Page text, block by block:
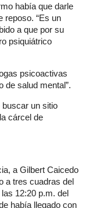
había que darle
reposo. “Es un
a que por su
psiquiátrico
psicoactivas
de salud mental”.
buscar un sitio
cárcel de
a Gilbert Caicedo
a tres cuadras del
12:20 p.m. del
había llegado con